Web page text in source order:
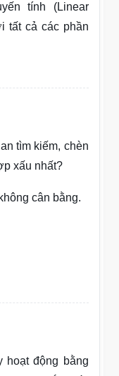
tính (Linear
tất cả các phần
tìm kiếm, chèn
xấu nhất?
cân bằng.
hoạt động bằng